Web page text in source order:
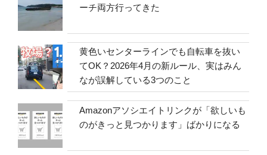
ーチ両方行ってきた
黄色いセンターラインでも自転車を抜い
てOK？2026年4月の新ルール、実はみん
なが誤解している3つのこと
Amazonアソシエイトリンクが「欲しいも
のがきっと見つかります」ばかりになる